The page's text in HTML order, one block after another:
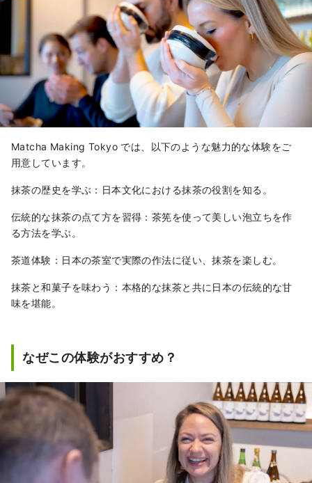
Matcha Making Tokyo では、以下のような魅力的な体験をご
用意しています。
抹茶の歴史を学ぶ：日本文化における抹茶の役割を知る。
伝統的な抹茶の点て方を習得：茶筅を使って美しい泡立ちを作
る方法を学ぶ。
茶道体験：日本の茶室で実際の作法に従い、抹茶を楽しむ。
抹茶と和菓子を味わう：本格的な抹茶と共に日本の伝統的な甘
味を堪能。
なぜこの体験がおすすめ？